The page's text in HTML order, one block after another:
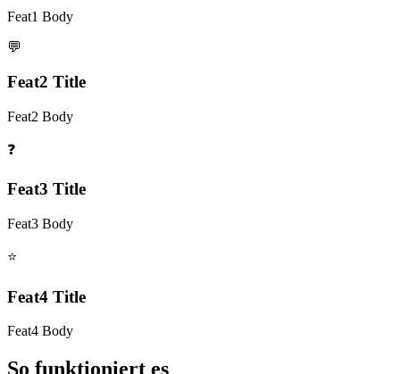
Feat1 Body
💬
Feat2 Title
Feat2 Body
❓
Feat3 Title
Feat3 Body
⭐
Feat4 Title
Feat4 Body
So funktioniert es